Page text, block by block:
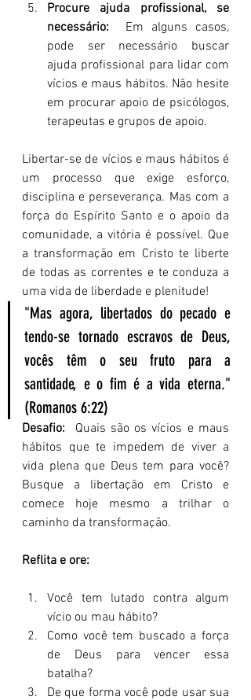
Procure ajuda profissional, se
necessário: Em alguns casos,
pode ser necessário buscar
ajuda profissional para lidar com
vícios e maus hábitos. Não hesite
em procurar apoio de psicólogos,
terapeutas e grupos de apoio.
Libertar-se de vícios e maus hábitos é
um processo que exige esforço,
disciplina e perseverança. Mas com a
força do Espírito Santo e o apoio da
comunidade, a vitória é possível. Que
a transformação em Cristo te liberte
de todas as correntes e te conduza a
uma vida de liberdade e plenitude!
"Mas agora, libertados do pecado e
tendo-se tornado escravos de Deus,
vocês têm o seu fruto para a
santidade, e o fim é a vida eterna."
(Romanos 6:22)
Desafio: Quais são os vícios e maus
hábitos que te impedem de viver a
vida plena que Deus tem para você?
Busque a libertação em Cristo e
comece hoje mesmo a trilhar o
caminho da transformação.
Reflita e ore:
Você tem lutado contra algum
vício ou mau hábito?
Como você tem buscado a força
de Deus para vencer essa
batalha?
De que forma você pode usar sua